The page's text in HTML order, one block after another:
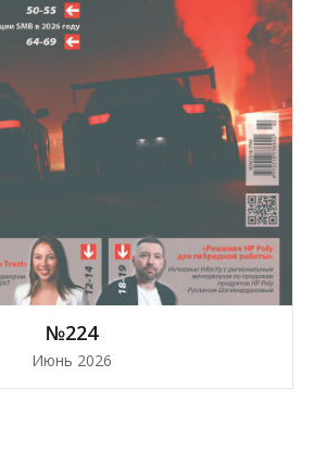
№224
Июнь 2026